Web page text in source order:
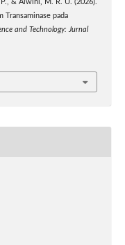
& Alwini, M. R. U. (2026).
Transaminase pada
and Technology: Jurnal